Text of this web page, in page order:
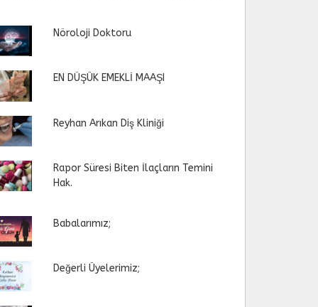
Nöroloji Doktoru
EN DÜŞÜK EMEKLİ MAAŞI
Reyhan Arıkan Diş Kliniği
Rapor Süresi Biten İlaçların Temini
Hak.
Babalarımız;
Değerli Üyelerimiz;